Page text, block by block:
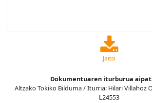
Jaitsi
Dokumentuaren iturburua
Altzako Tokiko Bilduma / Iturria: Hilari Villahoz
L24553